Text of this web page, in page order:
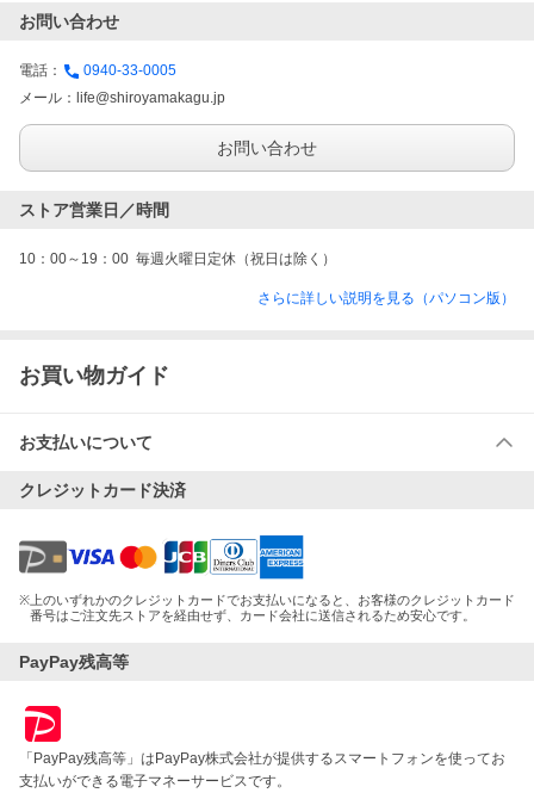
お問い合わせ
電話：
0940-33-0005
メール： life@shiroyamakagu.jp
お問い合わせ
ストア営業日／時間
10：00～19：00  毎週火曜日定休（祝日は除く）
さらに詳しい説明を見る（パソコン版）
お買い物ガイド
お支払いについて
クレジットカード決済
※ 上のいずれかのクレジットカードでお支払いになると、お客様のクレジットカード
番号はご注文先ストアを経由せず、カード会社に送信されるため安心です。
PayPay残高等
「PayPay残高等」はPayPay株式会社が提供するスマートフォンを使ってお
支払いができる電子マネーサービスです。